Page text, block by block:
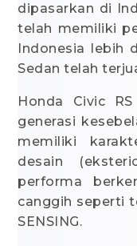
dipasarkan di
telah memiliki
Indonesia lebih
Sedan telah
Honda Civic
generasi
memiliki
desain
performa
canggih seperti
SENSING.